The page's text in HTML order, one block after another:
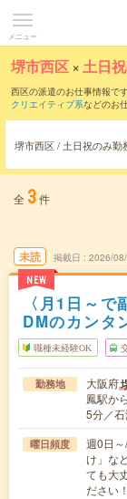
メニュー
堺市西区 ×土日
西区の派遣のお仕事情報です
クリエイティブ系などのお
堺市西区 / 土日祝のみ勤
全 3件
未読
NEW
掲載日 2026/
〈月1日～
DMのカンタ
職種未経験OK
勤務地 大阪府
鳳駅か
5分／
曜日頻度
週0日
け」な
ても大
ださい！